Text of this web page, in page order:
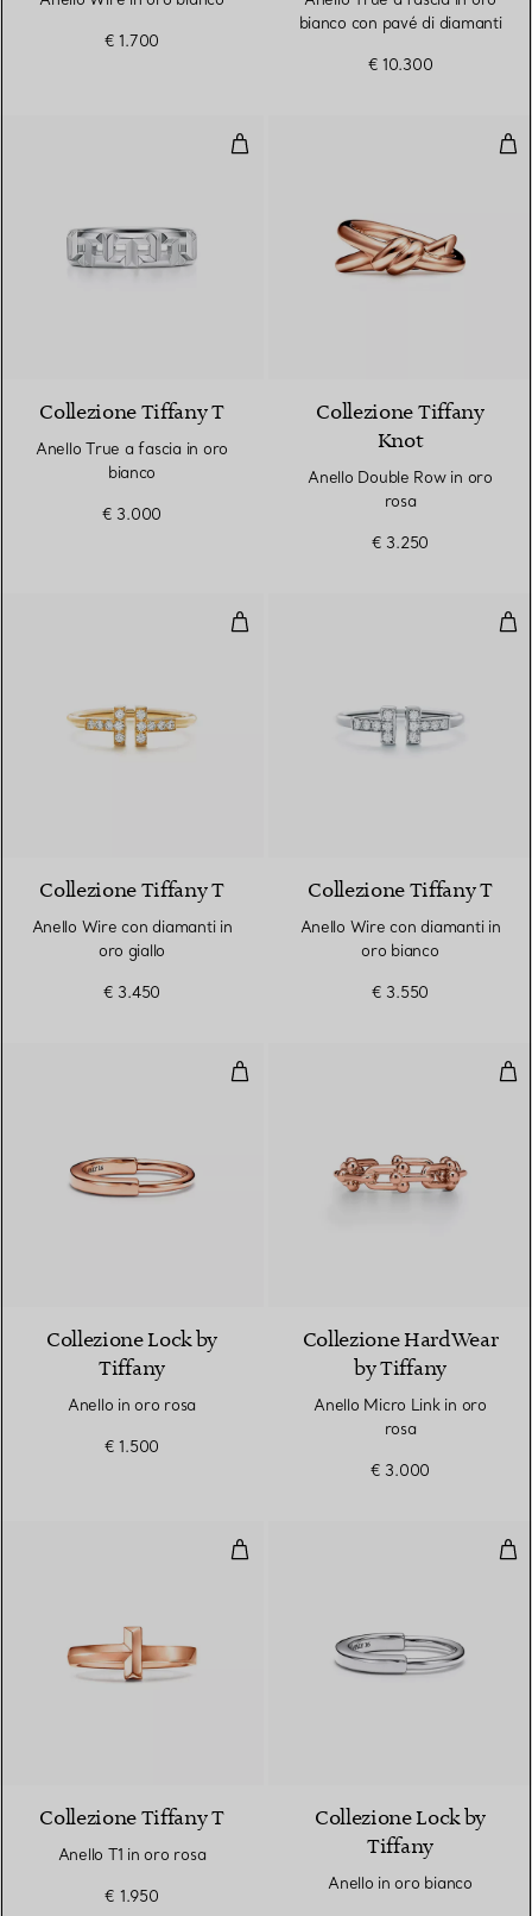
€ 1.700
bianco con pavé di diamanti
€ 10.300
Anello True a fascia in oro
Collezione Tiffany T
Anello True a fascia in oro
bianco
€ 3.000
Collezione Tiffany
Knot
Anello Double Row in oro
rosa
€ 3.250
Anello Wire con diamanti in oro
Collezione Tiffany T
Anello Wire con diamanti in
oro giallo
€ 3.450
Collezione Tiffany T
Anello Wire con diamanti in
oro bianco
€ 3.550
Anello in oro rosa
Collezione Lock by
Tiffany
Anello in oro rosa
€ 1.500
Collezione HardWear
by Tiffany
Anello Micro Link in oro
rosa
€ 3.000
Anello T1 in oro rosa
Collezione Tiffany T
Anello T1 in oro rosa
€ 1.950
Collezione Lock by
Tiffany
Anello in oro bianco